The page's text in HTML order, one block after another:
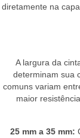
diretamente na
A largura da
determinam sua
comuns variam
maior
25 mm a 35 mm: